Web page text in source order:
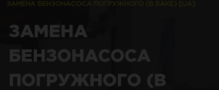
ЗАМЕНА БЕНЗОНАСОСА ПОГРУЖНОГО (В БАКЕ) [UA]
ЗАМЕНА
БЕНЗОНАСОСА
ПОГРУЖНОГО (В